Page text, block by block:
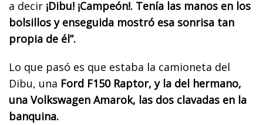
a decir ¡Dibu! ¡Campeón!. Tenía las manos en los
bolsillos y enseguida mostró esa sonrisa tan
propia de él”.
Lo que pasó es que estaba la camioneta del
Dibu, una Ford F150 Raptor, y la del hermano,
una Volkswagen Amarok, las dos clavadas en la
banquina.